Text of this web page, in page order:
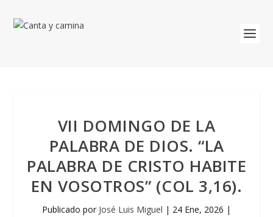
VII DOMINGO DE LA
PALABRA DE DIOS. “LA
PALABRA DE CRISTO HABITE
EN VOSOTROS” (COL 3,16).
Publicado por José Luis Miguel | 24 Ene, 2026 |